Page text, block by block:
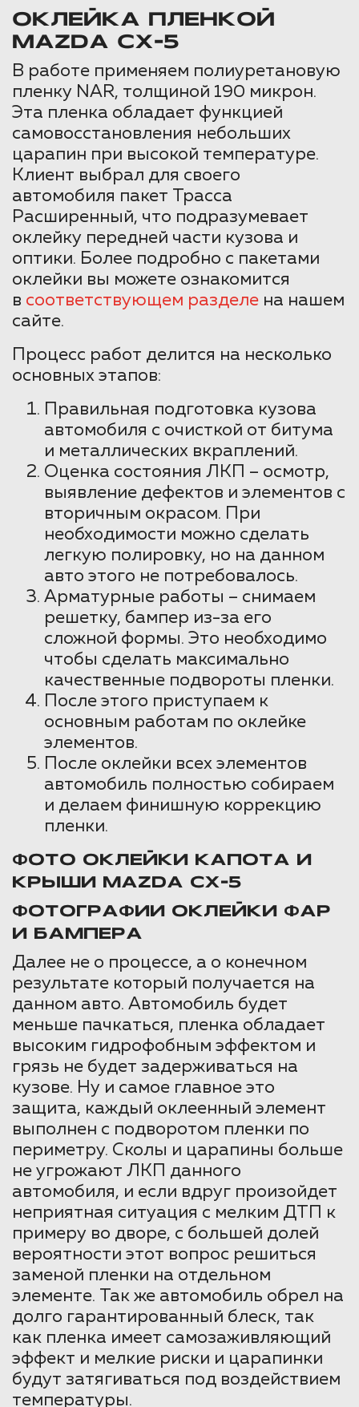
ОКЛЕЙКА ПЛЕНКОЙ
MAZDA CX-5
В работе применяем полиуретановую
пленку NAR, толщиной 190 микрон.
Эта пленка обладает функцией
самовосстановления небольших
царапин при высокой температуре.
Клиент выбрал для своего
автомобиля пакет Трасса
Расширенный, что подразумевает
оклейку передней части кузова и
оптики. Более подробно с пакетами
оклейки вы можете ознакомится
в соответствующем разделе на нашем
сайте.
Процесс работ делится на несколько
основных этапов:
Правильная подготовка кузова
автомобиля с очисткой от битума
и металлических вкраплений.
Оценка состояния ЛКП – осмотр,
выявление дефектов и элементов с
вторичным окрасом. При
необходимости можно сделать
легкую полировку, но на данном
авто этого не потребовалось.
Арматурные работы – снимаем
решетку, бампер из-за его
сложной формы. Это необходимо
чтобы сделать максимально
качественные подвороты пленки.
После этого приступаем к
основным работам по оклейке
элементов.
После оклейки всех элементов
автомобиль полностью собираем
и делаем финишную коррекцию
пленки.
ФОТО ОКЛЕЙКИ КАПОТА И
КРЫШИ MAZDA CX-5
ФОТОГРАФИИ ОКЛЕЙКИ ФАР
И БАМПЕРА
Далее не о процессе, а о конечном
результате который получается на
данном авто. Автомобиль будет
меньше пачкаться, пленка обладает
высоким гидрофобным эффектом и
грязь не будет задерживаться на
кузове. Ну и самое главное это
защита, каждый оклеенный элемент
выполнен с подворотом пленки по
периметру. Сколы и царапины больше
не угрожают ЛКП данного
автомобиля, и если вдруг произойдет
неприятная ситуация с мелким ДТП к
примеру во дворе, с большей долей
вероятности этот вопрос решиться
заменой пленки на отдельном
элементе. Так же автомобиль обрел на
долго гарантированный блеск, так
как пленка имеет самозаживляющий
эффект и мелкие риски и царапинки
будут затягиваться под воздействием
температуры.